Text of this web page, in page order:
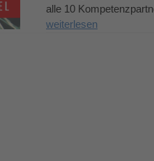
alle 10
weiterlesen